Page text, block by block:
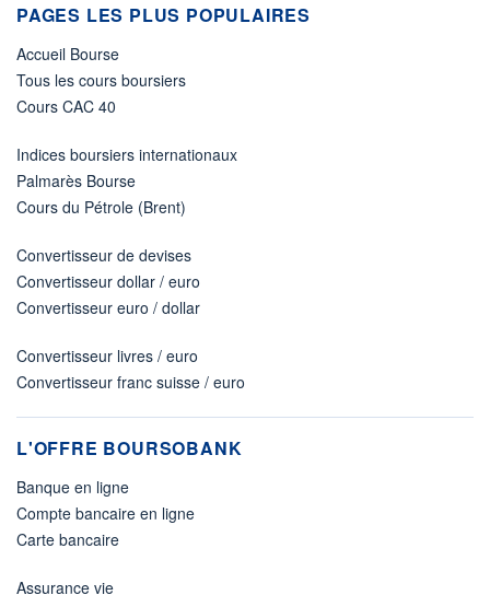
PAGES LES PLUS POPULAIRES
Accueil Bourse
Tous les cours boursiers
Cours CAC 40
Indices boursiers internationaux
Palmarès Bourse
Cours du Pétrole (Brent)
Convertisseur de devises
Convertisseur dollar / euro
Convertisseur euro / dollar
Convertisseur livres / euro
Convertisseur franc suisse / euro
L'OFFRE BOURSOBANK
Banque en ligne
Compte bancaire en ligne
Carte bancaire
Assurance vie